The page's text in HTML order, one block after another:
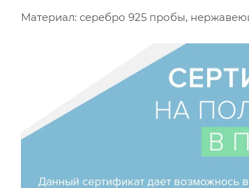
Материал: серебро 925 пробы,